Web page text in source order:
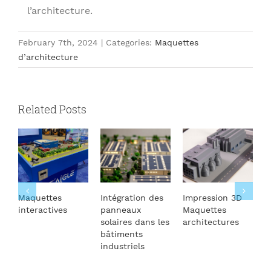
l’architecture.
February 7th, 2024 | Categories: Maquettes
d’architecture
Related Posts
Maquettes
interactives
Intégration des
panneaux
solaires dans les
bâtiments
industriels
Impression 3D
Maquettes
architectures